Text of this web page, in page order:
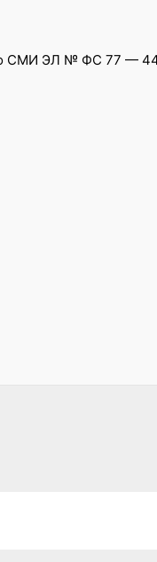
СМИ ЭЛ № ФС 77 —